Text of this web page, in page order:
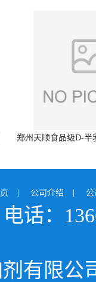
郑州天顺食品级D-半
| 公司介绍 |
电话：
有限公